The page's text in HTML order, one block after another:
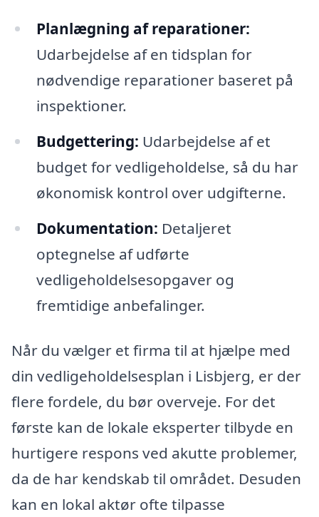
Planlægning af reparationer:
Udarbejdelse af en tidsplan for
nødvendige reparationer baseret på
inspektioner.
Budgettering: Udarbejdelse af et
budget for vedligeholdelse, så du har
økonomisk kontrol over udgifterne.
Dokumentation: Detaljeret
optegnelse af udførte
vedligeholdelsesopgaver og
fremtidige anbefalinger.
Når du vælger et firma til at hjælpe med
din vedligeholdelsesplan i Lisbjerg, er der
flere fordele, du bør overveje. For det
første kan de lokale eksperter tilbyde en
hurtigere respons ved akutte problemer,
da de har kendskab til området. Desuden
kan en lokal aktør ofte tilpasse